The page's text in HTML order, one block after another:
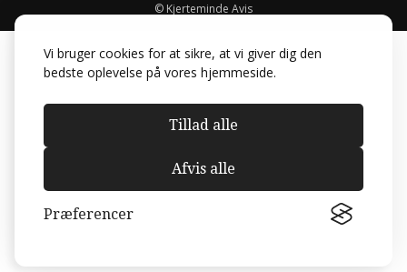
Vi bruger cookies for at sikre, at vi giver dig den
bedste oplevelse på vores hjemmeside.
Tillad alle
Afvis alle
Præferencer
© Kjerteminde Avis